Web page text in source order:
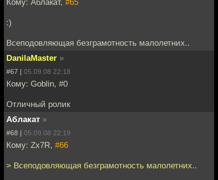
:)
Всеподовляющая безграмотность малолетних..
DanilaMaster »
#67 | 05.09.08 22:18
Кому: Goblin, #0
Отличный ролик
Аблакат »
#68 | 05.09.08 22:19
Кому: Zx7R, #66
> Всеподовляющая безграмотность малолетних..